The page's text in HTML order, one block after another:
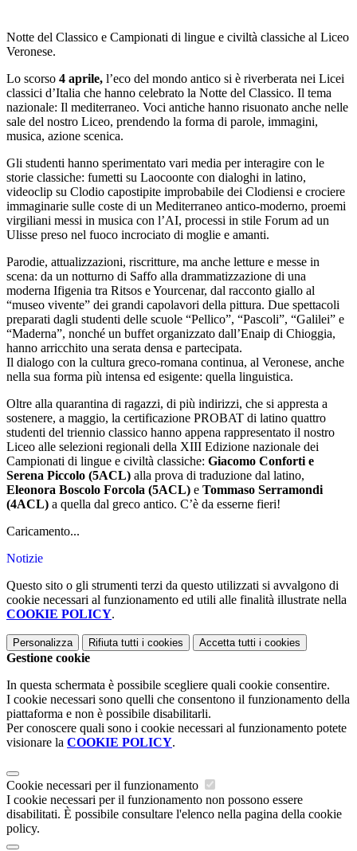
Notte del Classico e Campionati di lingue e civiltà classiche al Liceo
Veronese.
Lo scorso 4 aprile, l’eco del mondo antico si è riverberata nei Licei
classici d’Italia che hanno celebrato la Notte del Classico. Il tema
nazionale: Il mediterraneo. Voci antiche hanno risuonato anche nelle
sale del nostro Liceo, prendendo la forma di parole, immagini,
musica, azione scenica.
Gli studenti hanno sperimentato vari media per interagire con le
storie classiche: fumetti su Laocoonte con dialoghi in latino,
videoclip su Clodio capostipite improbabile dei Clodiensi e crociere
immaginarie sulle coste di un Mediterraneo antico-moderno, proemi
virgiliani messi in musica con l’AI, processi in stile Forum ad un
Ulisse preso nel fuoco incrociato di moglie e amanti.
Parodie, attualizzazioni, riscritture, ma anche letture e messe in
scena: da un notturno di Saffo alla drammatizzazione di una
moderna Ifigenia tra Ritsos e Yourcenar, dal racconto giallo al
“museo vivente” dei grandi capolavori della pittura. Due spettacoli
preparati dagli studenti delle scuole “Pellico”, “Pascoli”, “Galilei” e
“Maderna”, nonché un buffet organizzato dall’Enaip di Chioggia,
hanno arricchito una serata densa e partecipata.
Il dialogo con la cultura greco-romana continua, al Veronese, anche
nella sua forma più intensa ed esigente: quella linguistica.
Oltre alla quarantina di ragazzi, di più indirizzi, che si appresta a
sostenere, a maggio, la certificazione PROBAT di latino quattro
studenti del triennio classico hanno appena rappresentato il nostro
Liceo alle selezioni regionali della XIII Edizione nazionale dei
Campionati di lingue e civiltà classiche: Giacomo Conforti e
Serena Piccolo (5ACL) alla prova di traduzione dal latino,
Eleonora Boscolo Forcola (5ACL) e Tommaso Serramondi
(4ACL) a quella dal greco antico. C’è da esserne fieri!
Caricamento...
Notizie
Questo sito o gli strumenti terzi da questo utilizzati si avvalgono di
cookie necessari al funzionamento ed utili alle finalità illustrate nella
COOKIE POLICY.
Personalizza Rifiuta tutti i cookies Accetta tutti i cookies
Gestione cookie
In questa schermata è possibile scegliere quali cookie consentire.
I cookie necessari sono quelli che consentono il funzionamento della
piattaforma e non è possibile disabilitarli.
Per conoscere quali sono i cookie necessari al funzionamento potete
visionare la COOKIE POLICY.
Cookie necessari per il funzionamento
I cookie necessari per il funzionamento non possono essere
disabilitati. È possibile consultare l'elenco nella pagina della cookie
policy.